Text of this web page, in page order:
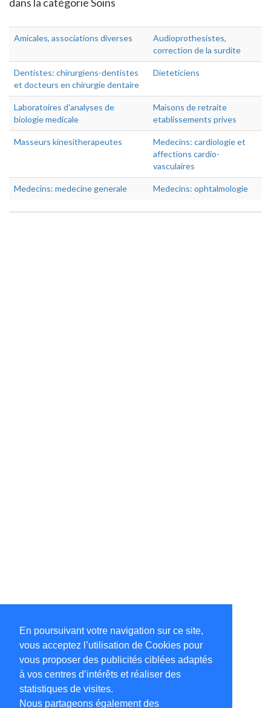
En poursuivant votre navigation sur ce site,
vous acceptez l’utilisation de Cookies pour
vous proposer des publicités ciblées adaptés
à vos centres d’intérêts et réaliser des
statistiques de visites.
Nous partageons également des
Amicales, associations diverses
Audioprothesistes,
correction de la surdite
Dentistes: chirurgiens-dentistes
et docteurs en chirurgie dentaire
Dieteticiens
Laboratoires d'analyses de
biologie medicale
Maisons de retraite
etablissements prives
Masseurs kinesitherapeutes
Medecins: cardiologie et
affections cardio-
vasculaires
Medecins: medecine generale Medecins: ophtalmologie